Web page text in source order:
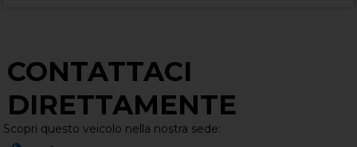
CONTATTACI
DIRETTAMENTE
Scopri questo veicolo nella nostra sede: